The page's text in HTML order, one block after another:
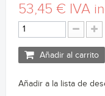
53,45 € IVA
Añadir al carrito
Añadir a la lista de